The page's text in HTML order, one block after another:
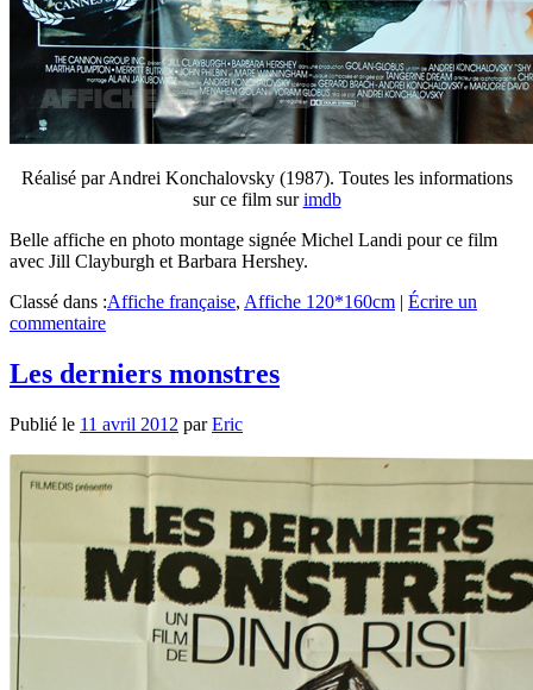
Réalisé par Andrei Konchalovsky (1987). Toutes les informations
sur ce film surimdb
Belle affiche en photo montage signée Michel Landi pour ce film
avec Jill Clayburgh et Barbara Hershey.
Classé dans :Affiche française, Affiche 120*160cm | Écrire un
commentaire
Les derniers monstres
Publié le 11 avril 2012 parEric